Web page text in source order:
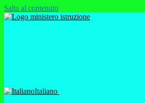
Salta al contenuto
Italiano